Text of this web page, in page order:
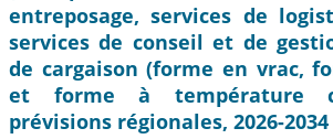
entreposage, services de
services de conseil et de
de cargaison (forme en vrac,
et forme à température
prévisions régionales, 2026-2034